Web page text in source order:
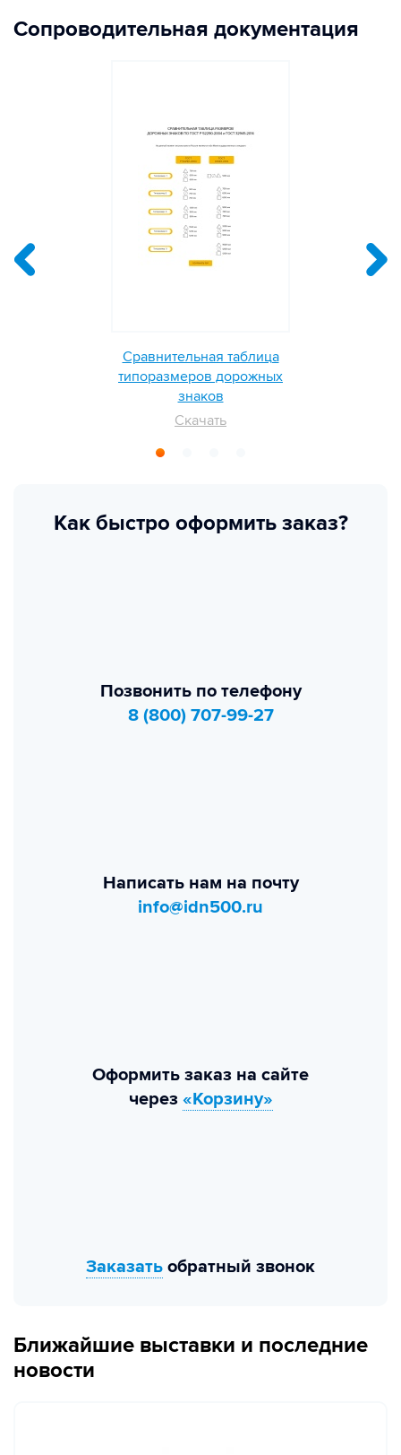
Сопроводительная документация
Сравнительная таблица
типоразмеров дорожных
знаков
Скачать
Как быстро оформить заказ?
Позвонить по телефону
8 (800) 707-99-27
Написать нам на почту
info@idn500.ru
Оформить заказ на сайте
через «Корзину»
Заказать обратный звонок
Ближайшие выставки и последние
новости